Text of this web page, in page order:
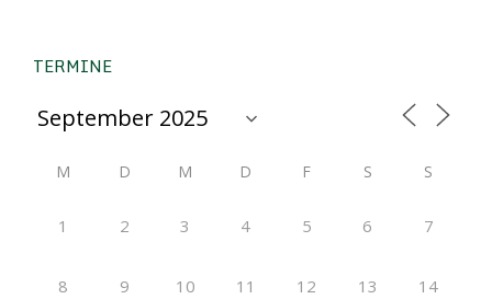
TERMINE
M D M D F S S
1 2 3 4 5 6 7
8 9 10 11 12 13 14